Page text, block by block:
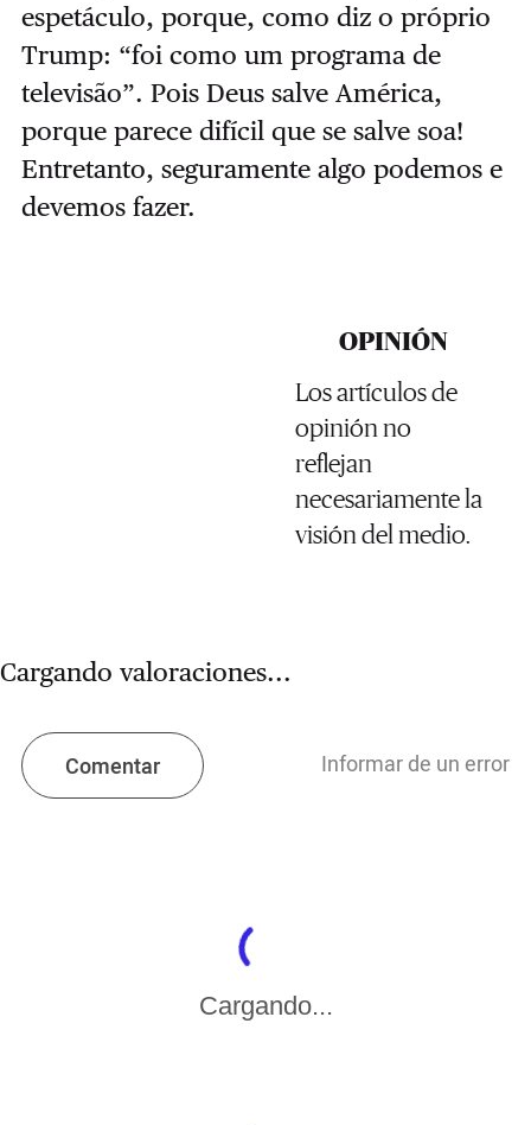
espetáculo, porque, como diz o próprio
Trump: “foi como um programa de
televisão”. Pois Deus salve América,
porque parece difícil que se salve soa!
Entretanto, seguramente algo podemos e
devemos fazer.
OPINIÓN
Los artículos de
opinión no
reflejan
necesariamente la
visión del medio.
Cargando valoraciones...
Comentar Informar de un error
Cargando...